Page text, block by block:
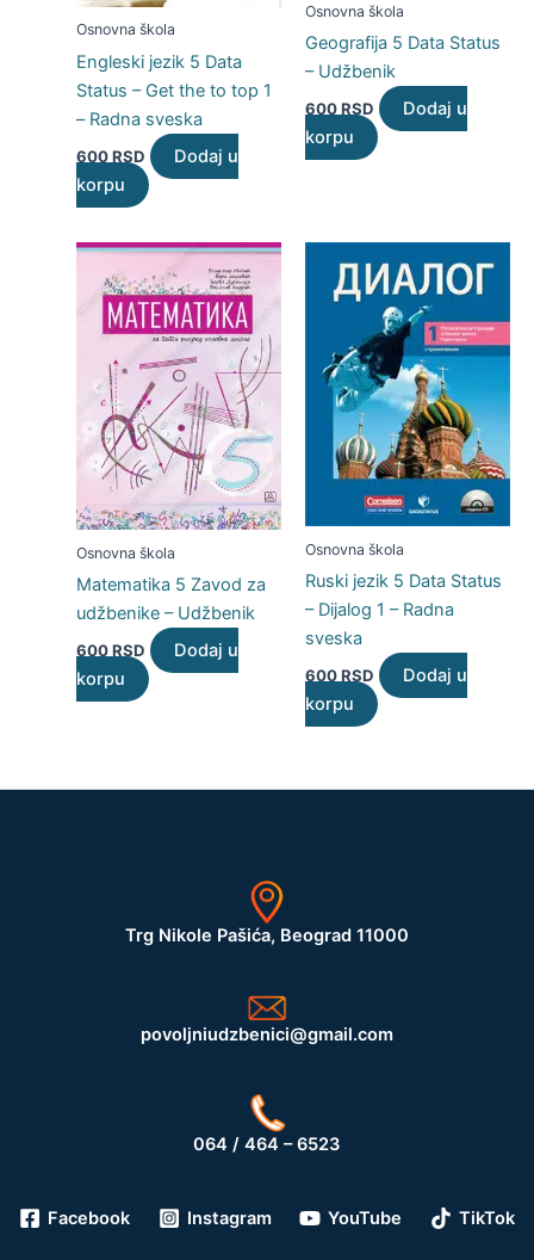
Osnovna škola
Engleski jezik 5 Data
Status – Get the to top 1
– Radna sveska
600RSD
Dodaj u
korpu
Osnovna škola
Geografija 5 Data Status
– Udžbenik
600RSD
Dodaj u
korpu
Osnovna škola
Matematika 5 Zavod za
udžbenike – Udžbenik
600RSD
Dodaj u
korpu
Osnovna škola
Ruski jezik 5 Data Status
– Dijalog 1 – Radna
sveska
600RSD
Dodaj u
korpu
Trg Nikole Pašića, Beograd 11000
povoljniudzbenici@gmail.com
064 / 464 – 6523
Facebook Instagram YouTube TikTok